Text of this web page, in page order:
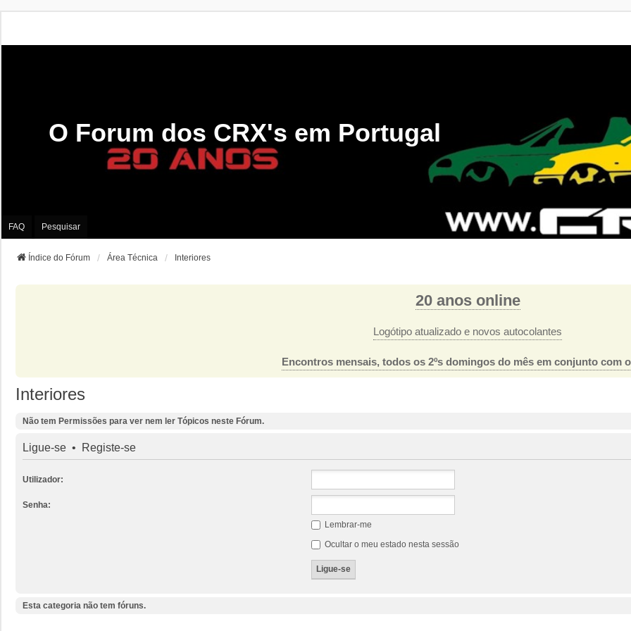
O Forum dos CRX's em Portugal
FAQ Pesquisar
Índice do Fórum Área Técnica Interiores
20 anos online
Logótipo atualizado e novos autocolantes
Encontros mensais, todos os 2ºs domingos do mês em conjunto com
Interiores
Não tem Permissões para ver nem ler Tópicos neste Fórum.
Ligue-se • Registe-se
Utilizador:
Senha:
Lembrar-me
Ocultar o meu estado nesta sessão
Esta categoria não tem fóruns.